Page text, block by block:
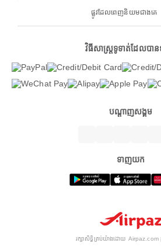
ផ្លូវដែលពេញនិយមជាងគេ
វិធីសាស្ត្រទូទាត់ដែលបា
បណ្តាញសង្គម
ទាញយក
រក្សាសិទ្ធិគ្រប់យ៉ាងដោយ Airpaz.com